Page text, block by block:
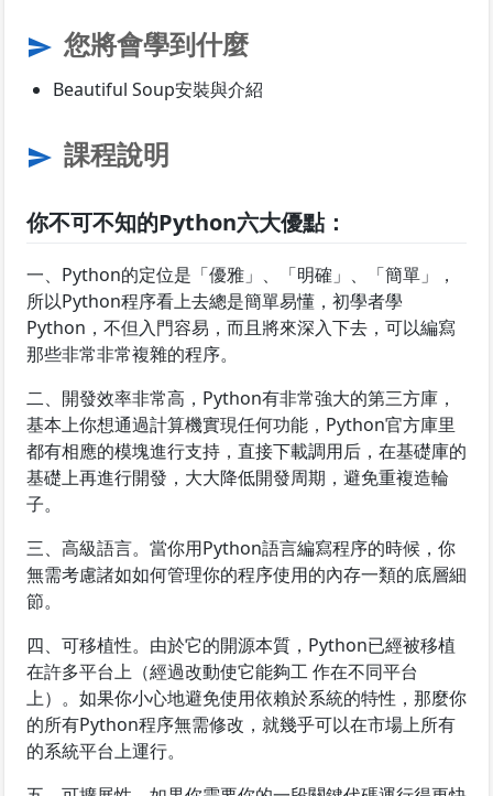
send 您將會學到什麼
Beautiful Soup安裝與介紹
send 課程說明
你不可不知的Python六大優點：
一、Python的定位是「優雅」、「明確」、「簡單」，
所以Python程序看上去總是簡單易懂，初學者學
Python，不但入門容易，而且將來深入下去，可以編寫
那些非常非常複雜的程序。
二、開發效率非常高，Python有非常強大的第三方庫，
基本上你想通過計算機實現任何功能，Python官方庫里
都有相應的模塊進行支持，直接下載調用后，在基礎庫的
基礎上再進行開發，大大降低開發周期，避免重複造輪
子。
三、高級語言。當你用Python語言編寫程序的時候，你
無需考慮諸如如何管理你的程序使用的內存一類的底層細
節。
四、可移植性。由於它的開源本質，Python已經被移植
在許多平台上（經過改動使它能夠工 作在不同平台
上）。如果你小心地避免使用依賴於系統的特性，那麼你
的所有Python程序無需修改，就幾乎可以在市場上所有
的系統平台上運行。